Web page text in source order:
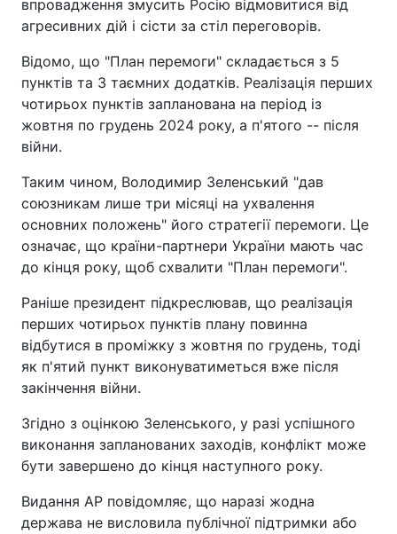
впровадження змусить Росію відмовитися від
агресивних дій і сісти за стіл переговорів.
Відомо, що "План перемоги" складається з 5
пунктів та 3 таємних додатків. Реалізація перших
чотирьох пунктів запланована на період із
жовтня по грудень 2024 року, а п'ятого -- після
війни.
Таким чином, Володимир Зеленський "дав
союзникам лише три місяці на ухвалення
основних положень" його стратегії перемоги. Це
означає, що країни-партнери України мають час
до кінця року, щоб схвалити "План перемоги".
Раніше президент підкреслював, що реалізація
перших чотирьох пунктів плану повинна
відбутися в проміжку з жовтня по грудень, тоді
як п'ятий пункт виконуватиметься вже після
закінчення війни.
Згідно з оцінкою Зеленського, у разі успішного
виконання запланованих заходів, конфлікт може
бути завершено до кінця наступного року.
Видання АР повідомляє, що наразі жодна
держава не висловила публічної підтримки або